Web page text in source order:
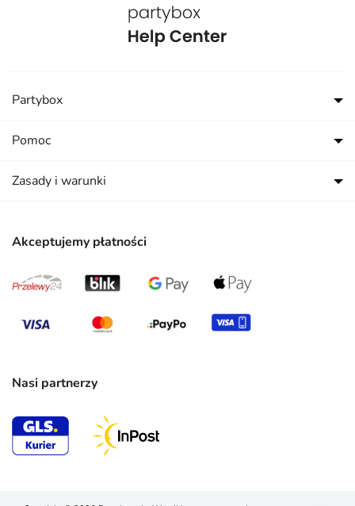
Akceptujemy płatności
Nasi partnerzy
Partybox
Pomoc
Zasady i warunki